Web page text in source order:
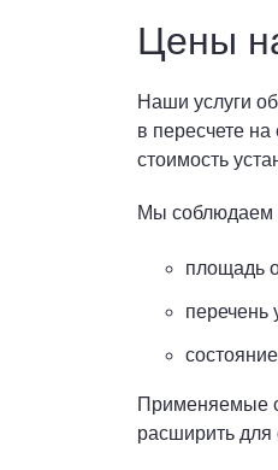
Цены
Наши услуги
в пересчете
стоимость
Мы соблюдаем
площадь
перечень
Применяемые
расширить для